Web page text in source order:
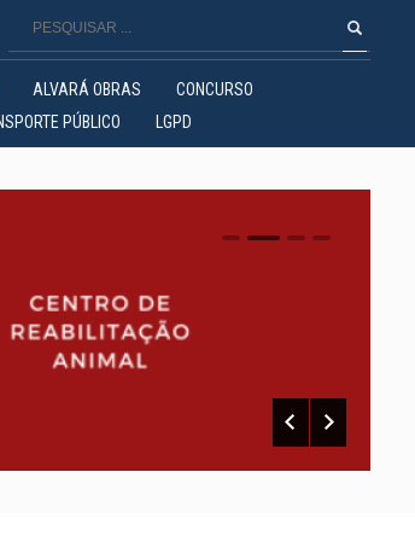
ALVARÁ OBRAS
CONCURSO
PÚBLICO LGPD
0 1 2